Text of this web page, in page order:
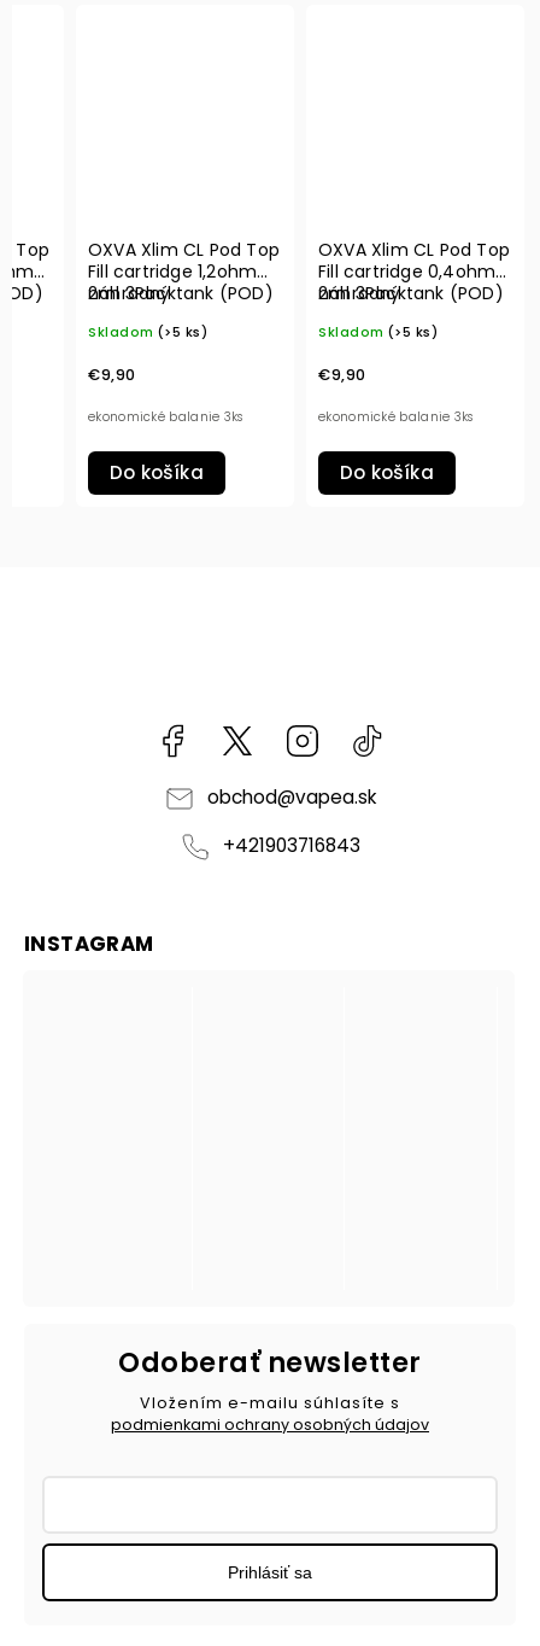
Top
OXVA Xlim CL Pod Top
Fill cartridge 1,2ohm
2ml 3Pack
náhradný tank (POD)
Skladom (>5 ks)
€9,90
Do košíka
ekonomické balanie 3ks
OXVA Xlim CL Pod Top
Fill cartridge 0,4ohm
2ml 3Pack
náhradný tank (POD)
Skladom (>5 ks)
€9,90
Do košíka
ekonomické balanie 3ks
Facebook kzifcak85131Instagram
obchod@vapea.sk
+421903716843
INSTAGRAM
Odoberať newsletter
Vložením e-mailu súhlasíte s
podmienkami ochrany osobných údajov
Prihlásiť sa